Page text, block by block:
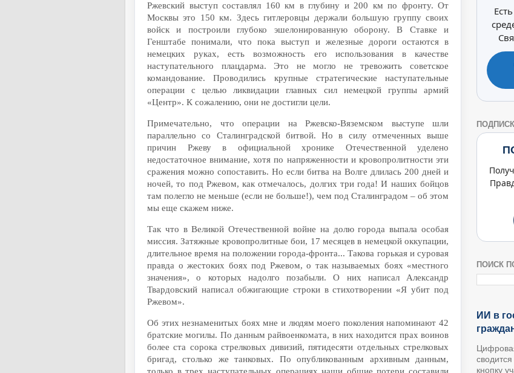
Ржевский выступ составлял 160 км в глубину и 200 км по фронту. От
Москвы это 150 км. Здесь гитлеровцы держали большую группу своих
войск и построили глубоко эшелонированную оборону. В Ставке и
Генштабе понимали, что пока выступ и железные дороги остаются в
немецких руках, есть возможность его использования в качестве
наступательного плацдарма. Это не могло не тревожить советское
командование. Проводились крупные стратегические наступательные
операции с целью ликвидации главных сил немецкой группы армий
«Центр». К сожалению, они не достигли цели.
Примечательно, что операции на Ржевско-Вяземском выступе шли
параллельно со Сталинградской битвой. Но в силу отмеченных выше
причин Ржеву в официальной хронике Отечественной уделено
недостаточное внимание, хотя по напряженности и кровопролитности эти
сражения можно сопоставить. Но если битва на Волге длилась 200 дней и
ночей, то под Ржевом, как отмечалось, долгих три года! И наших бойцов
там полегло не меньше (если не больше!), чем под Сталинградом – об этом
мы еще скажем ниже.
Так что в Великой Отечественной войне на долю города выпала особая
миссия. Затяжные кровопролитные бои, 17 месяцев в немецкой оккупации,
длительное время на положении города-фронта... Такова горькая и суровая
правда о жестоких боях под Ржевом, о так называемых боях «местного
значения», о которых надолго позабыли. О них написал Александр
Твардовский написал обжигающие строки в стихотворении «Я убит под
Ржевом».
Об этих незнаменитых боях мне и людям моего поколения напоминают 42
братские могилы. По данным райвоенкомата, в них находится прах воинов
более ста сорока стрелковых дивизий, пятидесяти отдельных стрелковых
бригад, столько же танковых. По опубликованным архивным данным,
ПОИСК
ИИ в
кнопку